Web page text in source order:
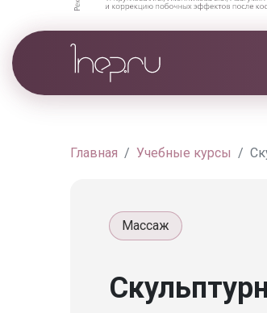
Главная Учебные курсы
Массаж